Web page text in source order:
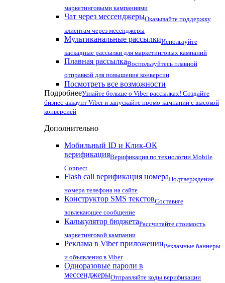
маркетинговыми кампаниями
Чат через мессенджерыОказывайте поддержку
клиентам через месенджеры
Мультиканальные рассылкиИспользуйте
каскадные рассылки для маркетинговых кампаний
Плавная рассылкаВоспользуйтесь плавной
отправкой для повышения конверсии
Посмотреть все возможности
ПодробнееУзнайте больше о Viber рассылках! Создайте
бизнес-аккаунт Viber и запускайте промо-кампании с высокой
конверсией
Дополнительно
Мобильный ID и Клик-ОК
верификацияВерификация по технологии Mobile
Connect
Flash call верификация номераПодтверждение
номера телефона на сайте
Конструктор SMS текстовСоставьте
вовлекающее сообщение
Калькулятор бюджетаРассчитайте стоимость
маркетинговой кампании
Реклама в Viber приложенииРекламные баннеры
и объявления в Viber
Одноразовые пароли в
мессенджерыОтправляйте коды верификации